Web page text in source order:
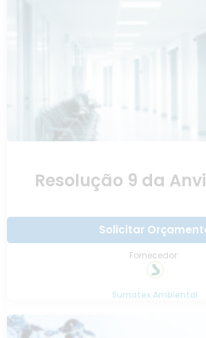
Resolução 9 da
Solicitar
Fornecedor:
Sumatex Ambiental